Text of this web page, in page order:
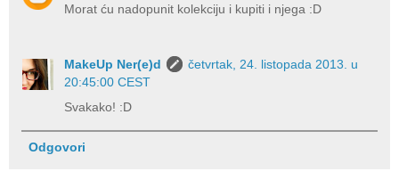
Morat ću nadopunit kolekciju i kupiti i njega :D
MakeUp Ner(e)d
četvrtak, 24. listopada 2013. u
20:45:00 CEST
Svakako! :D
Odgovori